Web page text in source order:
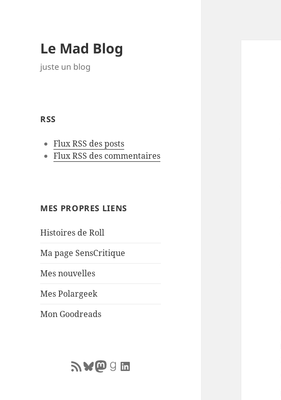
Le Mad Blog
juste un blog
RSS
Flux RSS des posts
Flux RSS des commentaires
MES PROPRES LIENS
Histoires de Roll
Ma page SensCritique
Mes nouvelles
Mes Polargeek
Mon Goodreads
RSS FeedBluesky
Mastodon
Goodreads
LinkedIn